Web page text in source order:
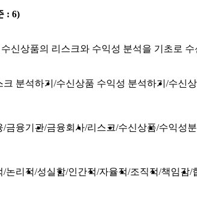
: 6)
신상품의 리스크와 수익성 분석을 기초로
분석하기 수신상품 수익성 분석하기 수신
금융기관 금융회사 리스크 수신상품 수익성
논리적 성실함 인간적 자율적 조직적 책임감